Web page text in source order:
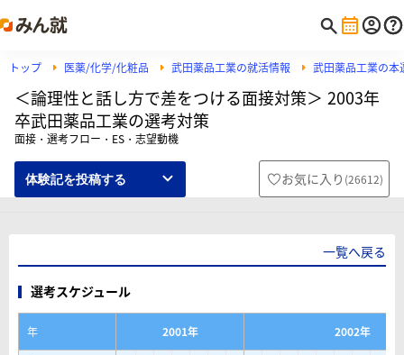
トップ 医薬/化学/化粧品 武田薬品工業の就活情報 武田薬品工業の本
＜論理性と話し方で差をつける面接対策＞ 2003年
卒武田薬品工業の選考対策
面接・選考フロー・ES・志望動機
体験記を投稿する お気に入り (26612)
一覧へ戻る
選考スケジュール
年 2001年
2002年